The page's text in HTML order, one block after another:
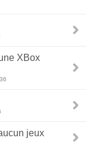
XBox
jeux